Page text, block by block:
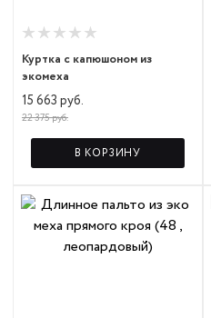
Куртка с капюшоном из
экомеха
15 663 руб.
22 375 руб.
В КОРЗИНУ